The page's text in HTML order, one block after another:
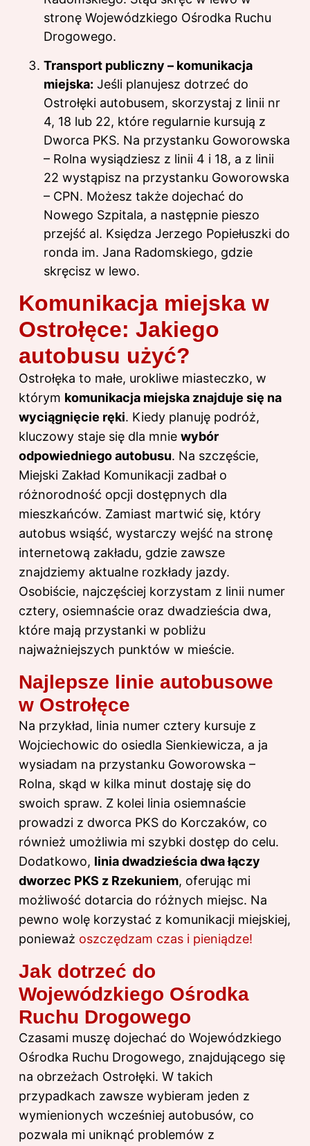
stronę Wojewódzkiego Ośrodka Ruchu
Drogowego.
Transport publiczny – komunikacja
miejska: Jeśli planujesz dotrzeć do
Ostrołęki autobusem, skorzystaj z linii nr
4, 18 lub 22, które regularnie kursują z
Dworca PKS. Na przystanku Goworowska
– Rolna wysiądziesz z linii 4 i 18, a z linii
22 wystąpisz na przystanku Goworowska
– CPN. Możesz także dojechać do
Nowego Szpitala, a następnie pieszo
przejść al. Księdza Jerzego Popiełuszki do
ronda im. Jana Radomskiego, gdzie
skręcisz w lewo.
Komunikacja miejska w
Ostrołęce: Jakiego
autobusu użyć?
Ostrołęka to małe, urokliwe miasteczko, w
którym komunikacja miejska znajduje się na
wyciągnięcie ręki. Kiedy planuję podróż,
kluczowy staje się dla mnie wybór
odpowiedniego autobusu. Na szczęście,
Miejski Zakład Komunikacji zadbał o
różnorodność opcji dostępnych dla
mieszkańców. Zamiast martwić się, który
autobus wsiąść, wystarczy wejść na stronę
internetową zakładu, gdzie zawsze
znajdziemy aktualne rozkłady jazdy.
Osobiście, najczęściej korzystam z linii numer
cztery, osiemnaście oraz dwadzieścia dwa,
które mają przystanki w pobliżu
najważniejszych punktów w mieście.
Najlepsze linie autobusowe
w Ostrołęce
Na przykład, linia numer cztery kursuje z
Wojciechowic do osiedla Sienkiewicza, a ja
wysiadam na przystanku Goworowska –
Rolna, skąd w kilka minut dostaję się do
swoich spraw. Z kolei linia osiemnaście
prowadzi z dworca PKS do Korczaków, co
również umożliwia mi szybki dostęp do celu.
Dodatkowo, linia dwadzieścia dwa łączy
dworzec PKS z Rzekuniem, oferując mi
możliwość dotarcia do różnych miejsc. Na
pewno wolę korzystać z komunikacji miejskiej,
ponieważ oszczędzam czas i pieniądze!
Jak dotrzeć do
Wojewódzkiego Ośrodka
Ruchu Drogowego
Czasami muszę dojechać do Wojewódzkiego
Ośrodka Ruchu Drogowego, znajdującego się
na obrzeżach Ostrołęki. W takich
przypadkach zawsze wybieram jeden z
wymienionych wcześniej autobusów, co
pozwala mi uniknąć problemów z